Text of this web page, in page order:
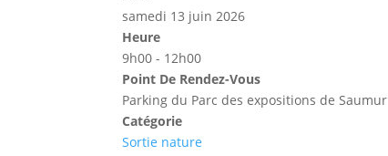
samedi 13 juin 2026
Heure
9h00 - 12h00
Point De Rendez-Vous
Parking du Parc des expositions de Saumur
Catégorie
Sortie nature